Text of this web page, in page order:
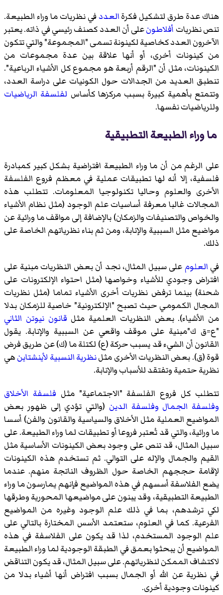
هناك عدة طرق لتشكيل فكرةالعددفي نظريات ما وراء الطبيعة.
تنص نظريات أفلاطونعلى أن العدد كصنف رئيسي في ذاته. يعتبر
الآخرون العدد كخاصية لكينونة تسمى "المجموعة" والتي تتكون
من كينونات أخرى، أو أنها علاقة بين عدة مجموعات من
الكينونات، مثل أن "الرقم أربعة هو مجموع كل الأشياء الرباعية".
تنطبق العديد من الجدالات حول الكونيات على دراسة العدد،
وتتمتع بأهمية كبيرة بسبب مركزها كأساس لفلسفة الرياضيات
وللرياضيات نفسها.
ما وراء الطبيعة التطبيقية
على الرغم من أن ما وراء الطبيعة افتراضية بشكل كبير كمبادرة
فلسفية، إلا أنه لها تطبيقات عملية في معظم فروع الفلسفة
الأخرى والعلوم وحاليا تكنولوجيا المعلومات. تتطلب هذه
المجالات غالبا معرفة أساسيات علم الوجود (مثل نظام الأشياء
والخواص والتصنيفات والزمكان) بالإضافة إلى مواقف ما ورائية عن
مواضيع مثل السببية والإنابة، ومن ثم بناء نظرياتهم الخاصة على
ذلك.
في العلوم على سبيل المثال، نجد أن بعض النظريات مبنية على
افتراض وجودي للأشياء وخواصها (مثل احتواء الإلكترونات على
شحنة) بينما ترفض نظريات أخرى الأشياء تماما (مثل نظريات
المجال الكمومي حيث تصبح "الإلكترونية" خاصية للزمكان بدلا
من الأشياء). بعض النظريات العلمية مثل قانون نيوتن الثاني
"ع=ق ك"مبنية على موقف واقعي عن السببية والإنابة. يقول
القانون أن الشيء قد يسبب حركة (ع) لكتلة ما (ك) عن طريق فرض
قوة (ق). بعض النظريات الأخرى مثلنظرية النسبية لأينشتاينهي
نظرية حتمية وتفتقد للأسباب والإنابة.
تتطلب كل فروع الفلسفة "الاجتماعية" مثل فلسفة الأخلاق
وفلسفة الجمال وفلسفة الدين (والتي تؤدي إلى ظهور بعض
المواضيع العملية مثل الأخلاق والسياسية والقانون والفن) أسسا
ما ورائية، والتي قد تُعتبر فروعا أو تطبيقات لما وراء الطبيعة. على
سبيل المثال، قد تنص على وجود بعض الكينونات الأساسية مثل
القيم والجمال والإله على التوالي. ثم تستخدم هذه الكينونات
لإقامة حججهم الخاصة حول الظروف الناتجة منهم. عندما
يضع الفلاسفة أسسهم في هذه المواضيع فإنهم يمارسون ما وراء
الطبيعة التطبيقية، وقد يبنون على مواضيعها المحورية وطرقها
لكي ترشدهم، بما في ذلك علم الوجود وغيره من المواضيع
الفرعية. كما في العلوم، ستعتمد الأسس المختارة بالتالي على
علم الوجود المستخدم، لذا قد يكون على الفلاسفة في هذه
المواضيع أن يبحثوا بعمق في الطبقة الوجودية لما وراء الطبيعة
لاكتشاف الممكن لنظرياتهم. على سبيل المثال، قد يكون التناقض
في نظرية عن الله أو الجمال بسبب افتراض أنها أشياء بدلا من
كينونات وجودية أخرى.